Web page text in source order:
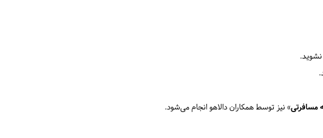
مسافرتی» نیز توسط همکاران دالاهو انجام می‌شود.